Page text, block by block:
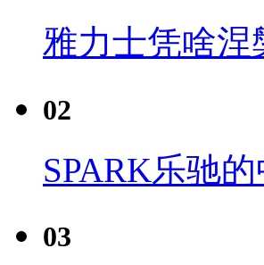
雅力士凭啥涅
02
SPARK乐驰
03